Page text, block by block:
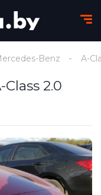
Benz A-
2.0